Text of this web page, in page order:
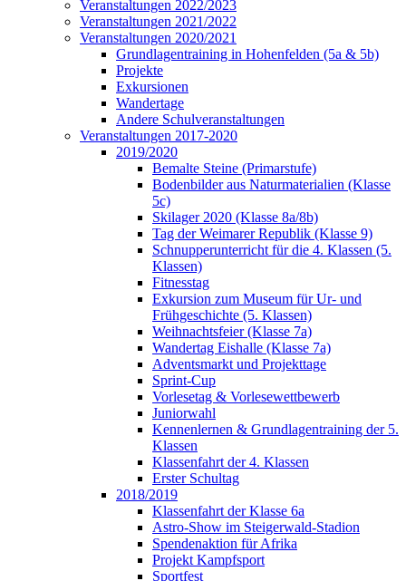
Veranstaltungen 2022/2023
Veranstaltungen 2021/2022
Veranstaltungen 2020/2021
Grundlagentraining in Hohenfelden (5a & 5b)
Projekte
Exkursionen
Wandertage
Andere Schulveranstaltungen
Veranstaltungen 2017-2020
2019/2020
Bemalte Steine (Primarstufe)
Bodenbilder aus Naturmaterialien (Klasse
5c)
Skilager 2020 (Klasse 8a/8b)
Tag der Weimarer Republik (Klasse 9)
Schnupperunterricht für die 4. Klassen (5.
Klassen)
Fitnesstag
Exkursion zum Museum für Ur- und
Frühgeschichte (5. Klassen)
Weihnachtsfeier (Klasse 7a)
Wandertag Eishalle (Klasse 7a)
Adventsmarkt und Projekttage
Sprint-Cup
Vorlesetag & Vorlesewettbewerb
Juniorwahl
Kennenlernen & Grundlagentraining der 5.
Klassen
Klassenfahrt der 4. Klassen
Erster Schultag
2018/2019
Klassenfahrt der Klasse 6a
Astro-Show im Steigerwald-Stadion
Spendenaktion für Afrika
Projekt Kampfsport
Sportfest